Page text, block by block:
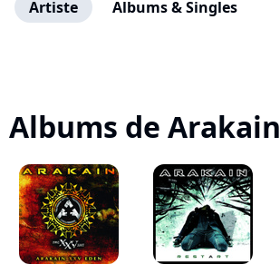
Artiste Albums & Singles
Albums de Arakain